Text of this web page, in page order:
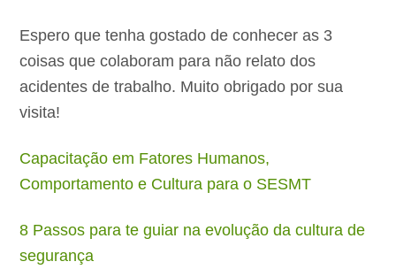
Espero que tenha gostado de conhecer as 3
coisas que colaboram para não relato dos
acidentes de trabalho. Muito obrigado por sua
visita!
Capacitação em Fatores Humanos,
Comportamento e Cultura para o SESMT
8 Passos para te guiar na evolução da cultura de
segurança